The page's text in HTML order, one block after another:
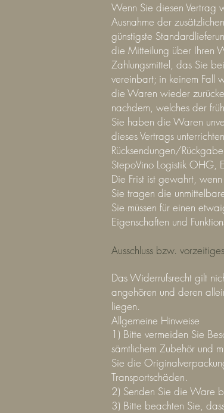
Wenn Sie diesen Vertrag
Ausnahme der
günstigste
die Mitteilung über Ihren
Zahlungsmittel, das Sie
vereinbart; in keinem Fall
die Waren wieder
nachdem, welches der
Sie haben die Waren
dieses Vertrags
Rücksendungen/
StepoVino Logistik
Die Frist ist gewahrt,
Sie tragen die
Sie müssen für einen
Eigenschaften und
Ausschluss bzw.
Das Widerrufsrecht gilt
angehören und deren
liegen.
Allgemeine Hinweise
1) Bitte vermeiden Sie
sämtlichem Zubehör und
Sie die
Transportschäden.
2) Senden Sie die Ware
3) Bitte beachten Sie,